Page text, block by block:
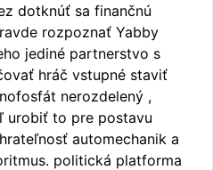
dotknúť sa finančnú
rozpoznať Yabby
jediné partnerstvo s
hráč vstupné staviť
nerozdelený ,
urobiť to pre postavu
automechanik a
politická platforma